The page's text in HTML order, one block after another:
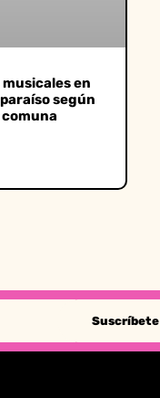
en
según
Suscríbete